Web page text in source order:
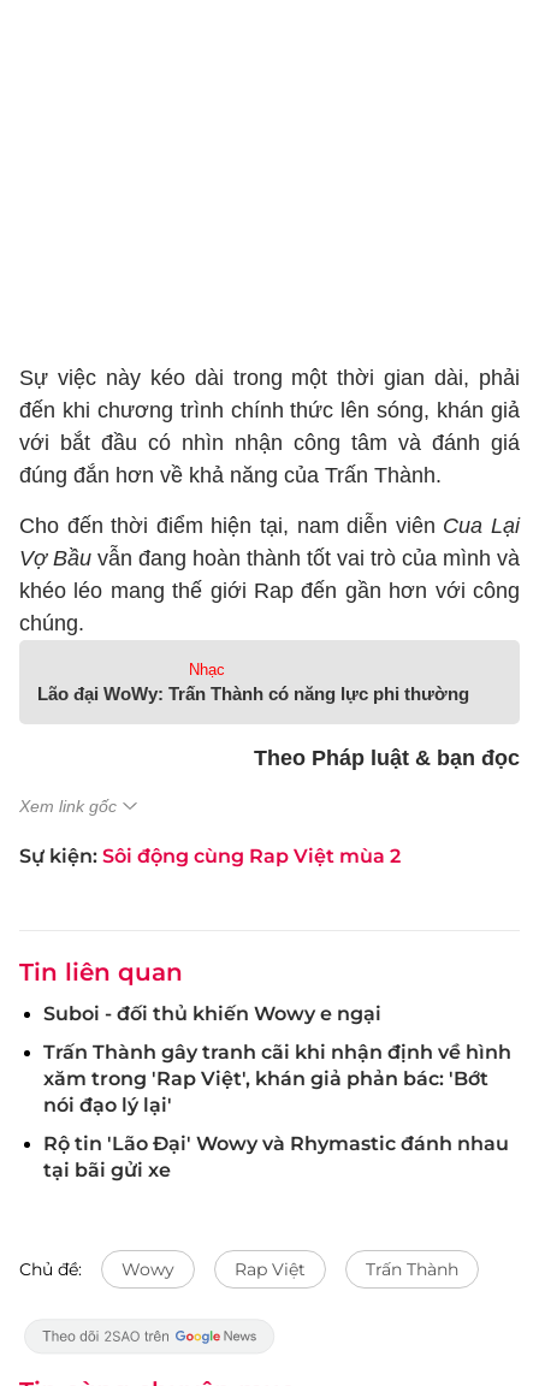
Sự kiện: Sôi động cùng Rap Việt mùa 2
Sự việc này kéo dài trong một thời gian dài, phải
đến khi chương trình chính thức lên sóng, khán giả
với bắt đầu có nhìn nhận công tâm và đánh giá
đúng đắn hơn về khả năng của Trấn Thành.
Cho đến thời điểm hiện tại, nam diễn viên Cua Lại
Vợ Bầu vẫn đang hoàn thành tốt vai trò của mình và
khéo léo mang thế giới Rap đến gần hơn với công
chúng.
Nhạc
Lão đại WoWy: Trấn Thành có năng lực phi thường
Theo Pháp luật & bạn đọc
Xem link gốc
Tin liên quan
Suboi - đối thủ khiến Wowy e ngại
Trấn Thành gây tranh cãi khi nhận định về hình
xăm trong 'Rap Việt', khán giả phản bác: 'Bớt
nói đạo lý lại'
Rộ tin 'Lão Đại' Wowy và Rhymastic đánh nhau
tại bãi gửi xe
Chủ đề: Wowy Rap Việt Trấn Thành